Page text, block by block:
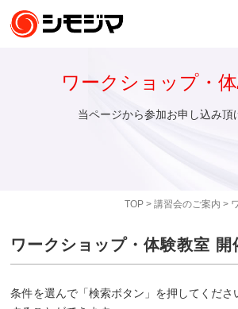
TOP> 講習会のご案内 >
ワークショップ・
当ページから参加お申し込み頂
ワークショップ・体験教室 開
条件を選んで「検索ボタン」を押してくださ